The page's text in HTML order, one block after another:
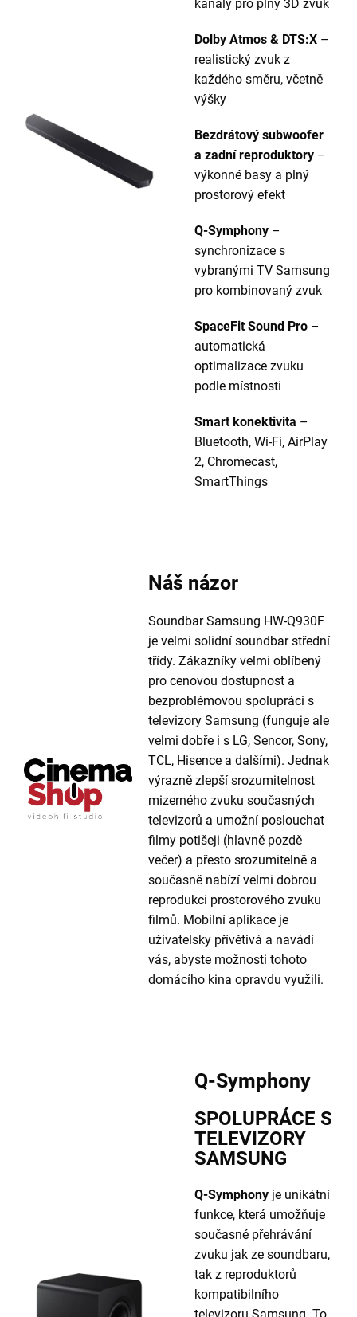
kanály pro plný 3D zvuk
Dolby Atmos & DTS:X –
realistický zvuk z
každého směru, včetně
výšky
Bezdrátový subwoofer
a zadní reproduktory –
výkonné basy a plný
prostorový efekt
Q-Symphony –
synchronizace s
vybranými TV Samsung
pro kombinovaný zvuk
SpaceFit Sound Pro –
automatická
optimalizace zvuku
podle místnosti
Smart konektivita –
Bluetooth, Wi-Fi, AirPlay
2, Chromecast,
SmartThings
Náš názor
Soundbar Samsung HW-Q930F
je velmi solidní soundbar střední
třídy. Zákazníky velmi oblíbený
pro cenovou dostupnost a
bezproblémovou spolupráci s
televizory Samsung (funguje ale
velmi dobře i s LG, Sencor, Sony,
TCL, Hisence a dalšími). Jednak
výrazně zlepší srozumitelnost
mizerného zvuku současných
televizorů a umožní poslouchat
filmy potišeji (hlavně pozdě
večer) a přesto srozumitelně a
současně nabízí velmi dobrou
reprodukci prostorového zvuku
filmů. Mobilní aplikace je
uživatelsky přívětivá a navádí
vás, abyste možnosti tohoto
domácího kina opravdu využili.
Q-Symphony
SPOLUPRÁCE S
TELEVIZORY
SAMSUNG
Q-Symphony je unikátní
funkce, která umožňuje
současné přehrávání
zvuku jak ze soundbaru,
tak z reproduktorů
kompatibilního
televizoru Samsung. To